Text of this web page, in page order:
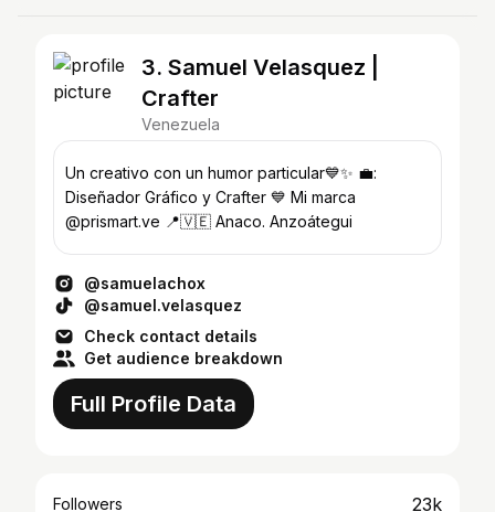
3. Samuel Velasquez |
Crafter
Venezuela
Un creativo con un humor particular💙✨ 💼:
Diseñador Gráfico y Crafter 💙 Mi marca
@prismart.ve 📍🇻🇪 Anaco. Anzoátegui
@samuelachox
@samuel.velasquez
Check contact details
Get audience breakdown
Full Profile Data
Followers 23k